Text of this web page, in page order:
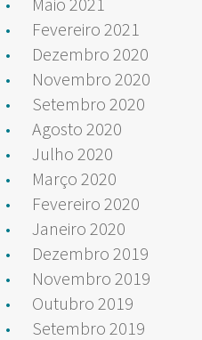
Fevereiro 2021
Dezembro 2020
Novembro 2020
Setembro 2020
Agosto 2020
Julho 2020
Março 2020
Fevereiro 2020
Janeiro 2020
Dezembro 2019
Novembro 2019
Outubro 2019
Setembro 2019